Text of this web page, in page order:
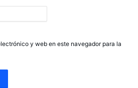
y web en este navegador para la